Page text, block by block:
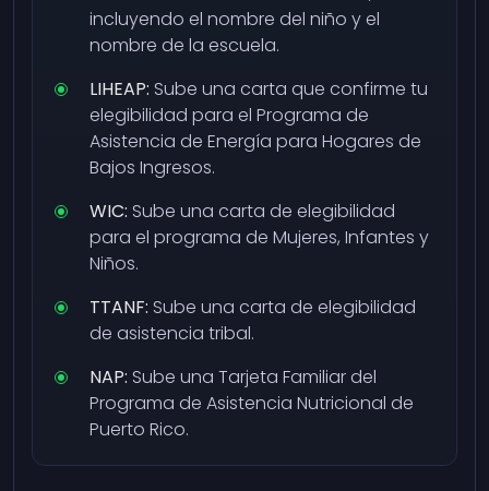
incluyendo el nombre del niño y el
nombre de la escuela.
LIHEAP: Sube una carta que confirme tu
elegibilidad para el Programa de
Asistencia de Energía para Hogares de
Bajos Ingresos.
WIC: Sube una carta de elegibilidad
para el programa de Mujeres, Infantes y
Niños.
TTANF: Sube una carta de elegibilidad
de asistencia tribal.
NAP: Sube una Tarjeta Familiar del
Programa de Asistencia Nutricional de
Puerto Rico.